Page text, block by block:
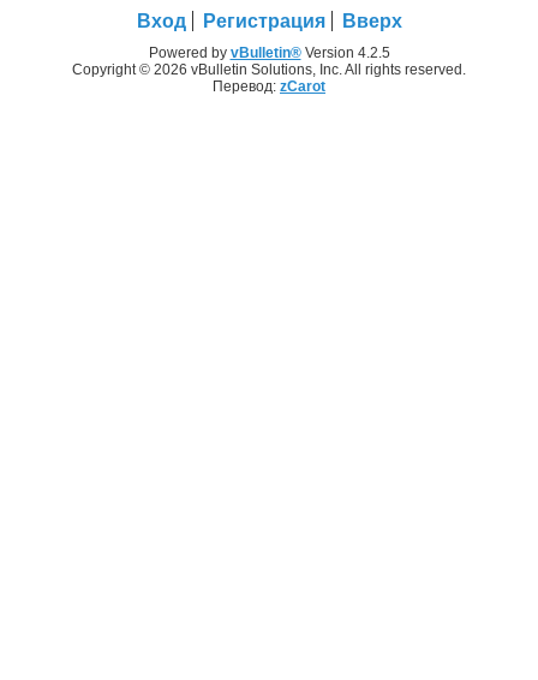
Вход Регистрация Вверх
Powered by vBulletin®Version 4.2.5
Copyright © 2026 vBulletin Solutions, Inc. All rights reserved.
Перевод: zCarot